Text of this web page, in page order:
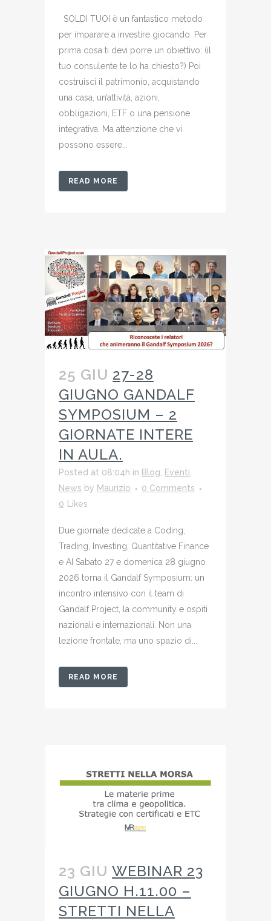
SOLDI TUOI è un fantastico metodo
per imparare a investire giocando. Per
prima cosa ti devi porre un obiettivo: (il
tuo consulente te lo ha chiesto?) Poi
costruisci il patrimonio, acquistando
una casa, un’attività, azioni,
obbligazioni, ETF o una pensione
integrativa. Ma attenzione che vi
possono essere...
READ MORE
25 GIU 27-28
GIUGNO GANDALF
SYMPOSIUM – 2
GIORNATE INTERE
IN AULA.
Posted at 08:04h in Blog, Eventi,
News by Maurizio
0 Comments
0 Likes
Due giornate dedicate a Coding,
Trading, Investing, Quantitative Finance
e AI Sabato 27 e domenica 28 giugno
2026 torna il Gandalf Symposium: un
incontro intensivo con il team di
Gandalf Project, la community e ospiti
nazionali e internazionali. Non una
lezione frontale, ma uno spazio di...
READ MORE
23 GIU WEBINAR 23
GIUGNO H.11.00 –
STRETTI NELLA